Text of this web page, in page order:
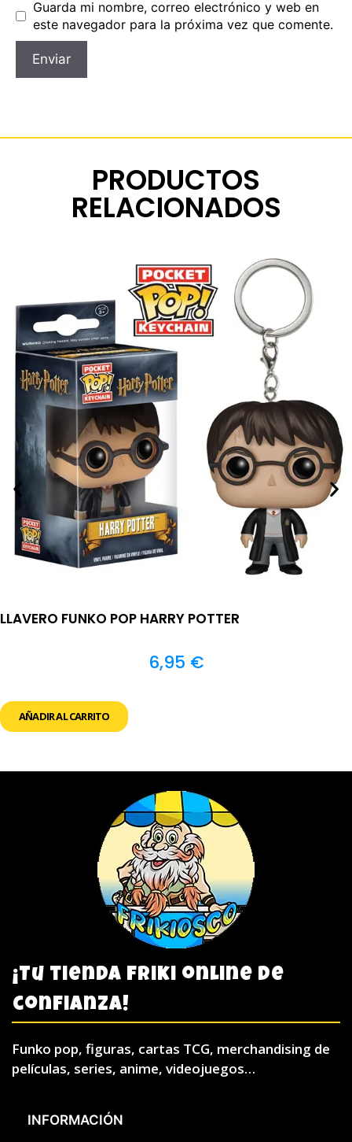
Guarda mi nombre, correo electrónico y web en
este navegador para la próxima vez que comente.
PRODUCTOS
RELACIONADOS
LLAVERO FUNKO POP HARRY POTTER
6,95 €
AÑADIR AL CARRITO
¡Tu tienda friki online de
confianza!
Funko pop, figuras, cartas TCG, merchandising de
películas, series, anime, videojuegos…
INFORMACIÓN